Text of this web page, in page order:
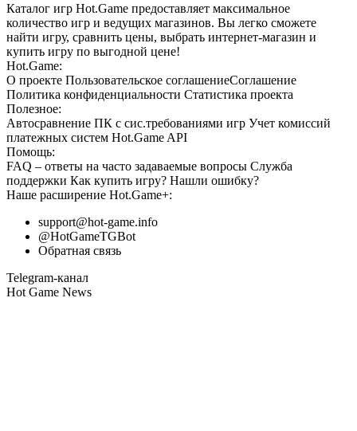
Каталог игр Hot.Game предоставляет максимальное
количество игр и ведущих магазинов. Вы легко сможете
найти игру, сравнить цены, выбрать интернет-магазин и
купить игру по выгодной цене!
Hot.Game:
О проекте Пользовательское соглашениеСоглашение
Политика конфиденциальности Статистика проекта
Полезное:
Автосравнение ПК с сис.требованиями игр Учет комиссий
платежных систем Hot.Game API
Помощь:
FAQ – ответы на часто задаваемые вопросы Служба
поддержки Как купить игру? Нашли ошибку?
Наше расширение Hot.Game+:
support@hot-game.info
@HotGameTGBot
Обратная связь
Telegram-канал
Hot Game News